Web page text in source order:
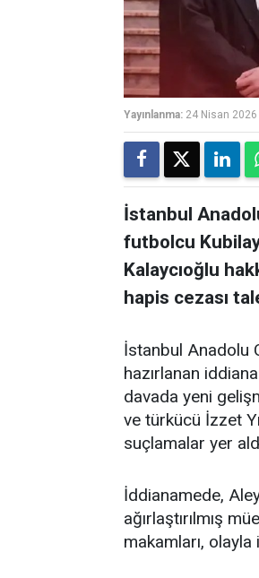
Yayınlanma: 24 Nisan
İstanbul
futbolcu Kubilay
Kalaycıoğlu
hapis cezası
İstanbul Anadolu
hazırlanan
davada yeni
ve türkücü İzzet
suçlamalar yer
İddianamede,
ağırlaştırılmış
makamları,